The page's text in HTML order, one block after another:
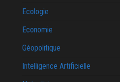
Ecologie
Economie
Géopolitique
Intelligence Artificielle